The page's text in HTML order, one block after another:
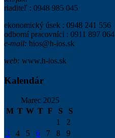
riaditeľ : 0948 985 045
ekonomický úsek : 0948 241 556
odborní pracovníci : 0911 897 064
e-mail: hios@h-ios.sk
web: www.h-ios.sk
Kalendár
Marec 2025
M T W T F S
S
1
2
3
4 5 6 7 8
9